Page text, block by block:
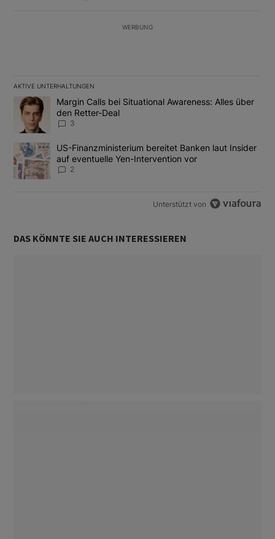
WERBUNG
AKTIVE UNTERHALTUNGEN
Das Folgende ist eine Liste der am meisten kommentierten
Ein Trendartikel mit dem Titel "Margin Calls bei Situational
Margin Calls bei Situational Awareness: Alles über
den Retter-Deal
3
Ein Trendartikel mit dem Titel "US-Finanzministerium bereitet
US-Finanzministerium bereitet Banken laut Insider
auf eventuelle Yen-Intervention vor
2
Unterstützt von
DAS KÖNNTE SIE AUCH INTERESSIEREN